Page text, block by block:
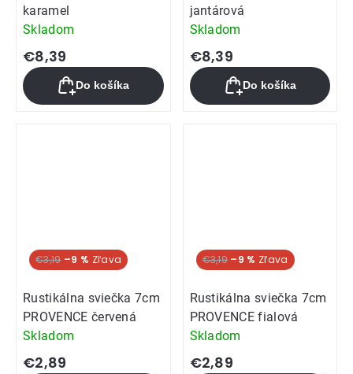
karamel
Skladom
€8,39
Do košíka
jantárová
Skladom
€8,39
Do košíka
€3,19 –9 %
Rustikálna sviečka 7cm
PROVENCE červená
Skladom
€2,89
€3,19 –9 %
Rustikálna sviečka 7cm
PROVENCE fialová
Skladom
€2,89